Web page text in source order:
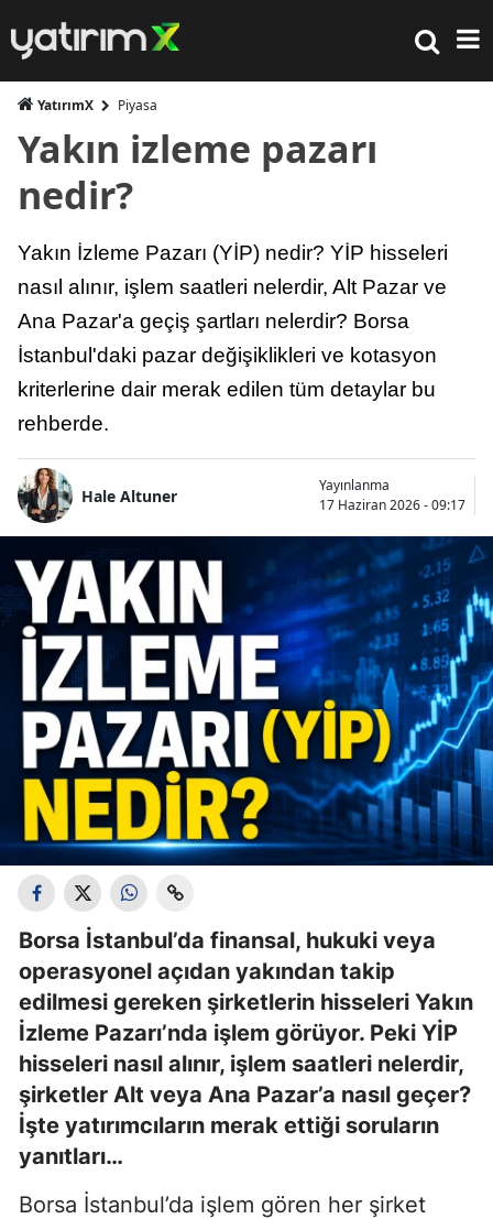
YatırımX Piyasa
Yakın izleme pazarı
nedir?
Yakın İzleme Pazarı (YİP) nedir? YİP hisseleri
nasıl alınır, işlem saatleri nelerdir, Alt Pazar ve
Ana Pazar'a geçiş şartları nelerdir? Borsa
İstanbul'daki pazar değişiklikleri ve kotasyon
kriterlerine dair merak edilen tüm detaylar bu
rehberde.
Hale Altuner
Yayınlanma
17 Haziran 2026 - 09:17
Borsa İstanbul’da finansal, hukuki veya
operasyonel açıdan yakından takip
edilmesi gereken şirketlerin hisseleri Yakın
İzleme Pazarı’nda işlem görüyor. Peki YİP
hisseleri nasıl alınır, işlem saatleri nelerdir,
şirketler Alt veya Ana Pazar’a nasıl geçer?
İşte yatırımcıların merak ettiği soruların
yanıtları…
Borsa İstanbul’da işlem gören her şirket